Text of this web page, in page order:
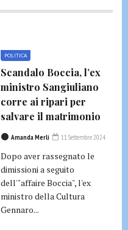
POLITICA
Scandalo Boccia, l’ex
ministro Sangiuliano
corre ai ripari per
salvare il matrimonio
Amanda Merli 11 Settembre 2024
Dopo aver rassegnato le
dimissioni a seguito
dell'"affaire Boccia", l'ex
ministro della Cultura
Gennaro...